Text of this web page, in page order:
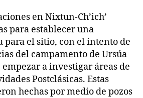
en Nixtun-Ch’ich’
para establecer una
para el sitio, con el intento de
del campamento de Ursúa
a investigar áreas de
Postclásicas. Estas
hechas por medio de pozos